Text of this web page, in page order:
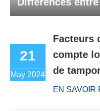
21
May 2024
Facteurs
compte
de
EN SAVOIR